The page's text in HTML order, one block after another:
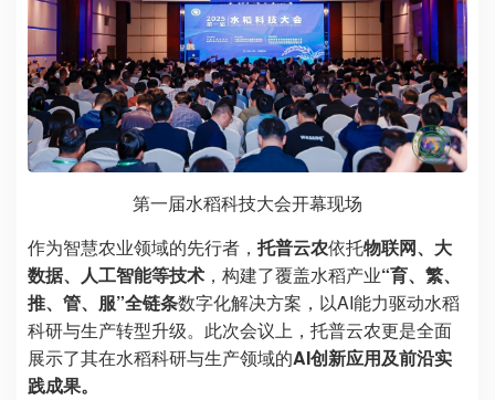
第一届水稻科技大会开幕现场
作为智慧农业领域的先行者， 托普云农依托物联网、大
数据、人工智能等技术 ，构建了覆盖水稻产业“育、繁、
推、管、服”全链条数字化解决方案，以AI能力驱动水稻
科研与生产转型升级。此次会议上，托普云农更是全面
展示了其在水稻科研与生产领域的AI创新应用及前沿实
践成果。